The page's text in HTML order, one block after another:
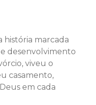
história marcada
desenvolvimento
viveu o
casamento,
em cada